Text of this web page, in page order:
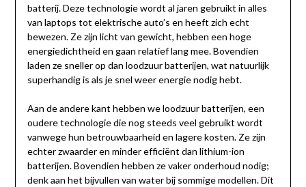
batterij. Deze technologie wordt al jaren gebruikt in alles
van laptops tot elektrische auto’s en heeft zich echt
bewezen. Ze zijn licht van gewicht, hebben een hoge
energiedichtheid en gaan relatief lang mee. Bovendien
laden ze sneller op dan loodzuur batterijen, wat natuurlijk
superhandig is als je snel weer energie nodig hebt.
Aan de andere kant hebben we loodzuur batterijen, een
oudere technologie die nog steeds veel gebruikt wordt
vanwege hun betrouwbaarheid en lagere kosten. Ze zijn
echter zwaarder en minder efficiënt dan lithium-ion
batterijen. Bovendien hebben ze vaker onderhoud nodig;
denk aan het bijvullen van water bij sommige modellen. Dit